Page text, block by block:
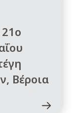
Βέροια